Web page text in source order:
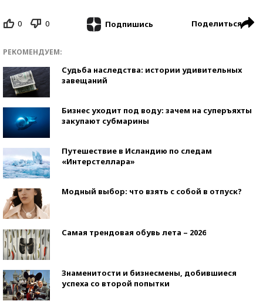
0 0 Подпишись Поделиться
РЕКОМЕНДУЕМ:
Судьба наследства: истории удивительных
завещаний
Бизнес уходит под воду: зачем на суперъяхты
закупают субмарины
Путешествие в Исландию по следам
«Интерстеллара»
Модный выбор: что взять с собой в отпуск?
Самая трендовая обувь лета – 2026
Знаменитости и бизнесмены, добившиеся
успеха со второй попытки